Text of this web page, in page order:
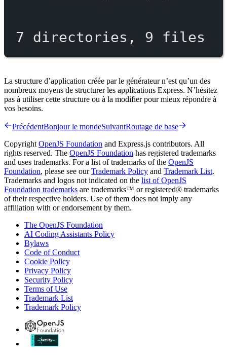
7 directories, 9 files
La structure d’application créée par le générateur n’est qu’un des
nombreux moyens de structurer les applications Express. N’hésitez
pas à utiliser cette structure ou à la modifier pour mieux répondre à
vos besoins.
PrécédentBonjour le mondeSuivantRoutage de base
Copyright OpenJS Foundation and Express.js contributors. All
rights reserved. The OpenJS Foundation has registered trademarks
and uses trademarks. For a list of trademarks of the OpenJS
Foundation, please see ourTrademark Policy and Trademark List.
Trademarks and logos not indicated on the list of OpenJS
Foundation trademarks are trademarks™ or registered® trademarks
of their respective holders. Use of them does not imply any
affiliation with or endorsement by them.
The OpenJS Foundation
AI Coding Assistants Policy
Bylaws
Code of Conduct
Cookie Policy
Privacy Policy
Security Policy
Terms of Use
Trademark List
Trademark Policy